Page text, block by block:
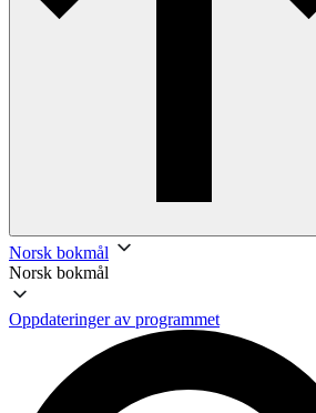
Norsk bokmål
Norsk bokmål
Oppdateringer av programmet